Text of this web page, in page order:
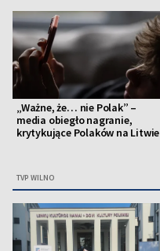
„Ważne, że… nie Polak” –
media obiegło nagranie,
krytykujące Polaków na Litwie
TVP WILNO